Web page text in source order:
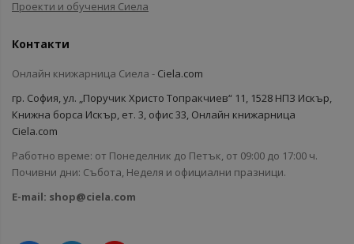
Проекти и обучения Сиела
Контакти
Онлайн книжарница Сиела - Ciela.com
гр. София, ул. „Поручик Христо Топракчиев“ 11, 1528 НПЗ Искър,
Книжна борса Искър, ет. 3, офис 33, Онлайн книжарница
Ciela.com
Работно време: от Понеделник до Петък, от 09:00 до 17:00 ч.
Почивни дни: Събота, Неделя и официални празници.
E-mail: shop@ciela.com